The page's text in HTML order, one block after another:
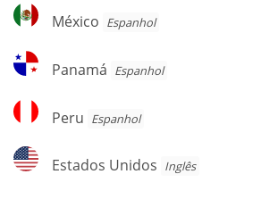
México
México Espanhol
Panamá
Panamá Espanhol
Peru
Peru Espanhol
Estados
Unidos
Estados Unidos Inglês